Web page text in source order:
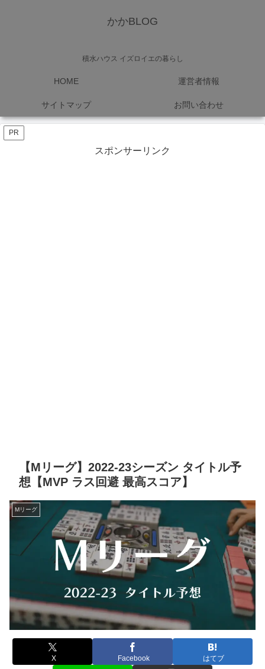
かかBLOG
積水ハウス イズロイエの暮らし
HOME 運営者情報
サイトマップ お問い合わせ
PR
スポンサーリンク
【Mリーグ】2022-23シーズン タイトル予
想【MVP ラス回避 最高スコア】
Mリーグ
X Facebook はてブ